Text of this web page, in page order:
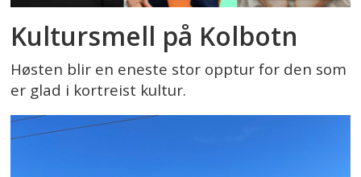
Kultursmell på Kolbotn
Høsten blir en eneste stor opptur for den som
er glad i kortreist kultur.